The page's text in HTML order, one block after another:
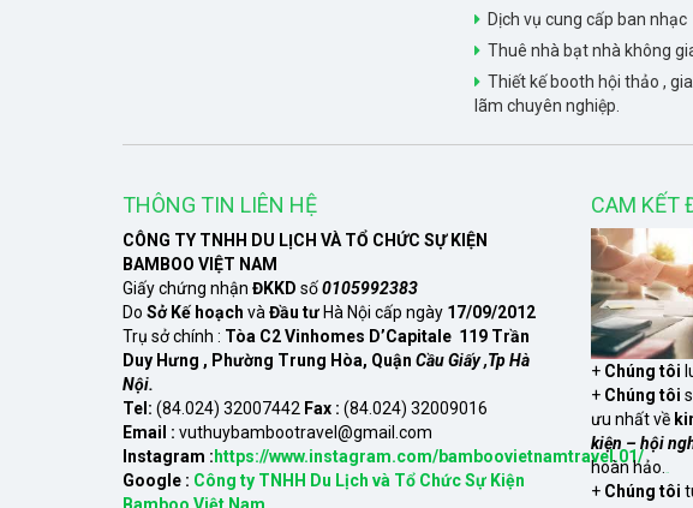
Dịch vụ cung cấp ban nhạc
Thuê nhà bạt nhà không
Thiết kế booth hội thảo ,
lãm chuyên nghiệp.
THÔNG TIN LIÊN HỆ
CÔNG TY TNHH DU LỊCH VÀ TỔ CHỨC SỰ KIỆN
BAMBOO VIỆT NAM
Giấy chứng nhận ĐKKD số0105992383
Do Sở Kế hoạch và Đầu tư Hà Nội cấp ngày 17/09/2012
Trụ sở chính : Tòa C2 Vinhomes D’Capitale 119 Trần
Duy Hưng , Phường Trung Hòa, Quận Cầu Giấy ,Tp Hà
Nội.
Tel: (84.024) 32007442 Fax : (84.024) 32009016
Email : vuthuybambootravel@gmail.com
Instagram : https://www.instagram.com/bamboovietnamtravel.01/
Google : Công ty TNHH Du Lịch và Tổ Chức Sự Kiện
CAM KẾT
+ Chúng tôi
+ Chúng tôi
ưu nhất về
kiện – hội
hoàn hảo.
+ Chúng tôi